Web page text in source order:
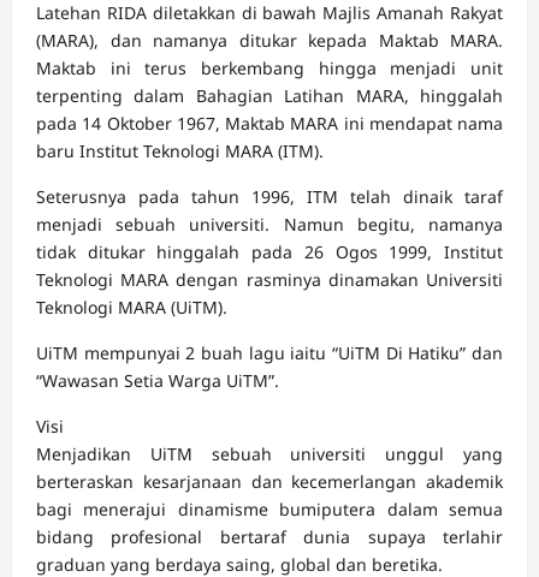
Latehan RIDA diletakkan di bawah Majlis Amanah Rakyat
(MARA), dan namanya ditukar kepada Maktab MARA.
Maktab ini terus berkembang hingga menjadi unit
terpenting dalam Bahagian Latihan MARA, hinggalah
pada 14 Oktober 1967, Maktab MARA ini mendapat nama
baru Institut Teknologi MARA (ITM).
Seterusnya pada tahun 1996, ITM telah dinaik taraf
menjadi sebuah universiti. Namun begitu, namanya
tidak ditukar hinggalah pada 26 Ogos 1999, Institut
Teknologi MARA dengan rasminya dinamakan Universiti
Teknologi MARA (UiTM).
UiTM mempunyai 2 buah lagu iaitu “UiTM Di Hatiku” dan
“Wawasan Setia Warga UiTM”.
Visi
Menjadikan UiTM sebuah universiti unggul yang
berteraskan kesarjanaan dan kecemerlangan akademik
bagi menerajui dinamisme bumiputera dalam semua
bidang profesional bertaraf dunia supaya terlahir
graduan yang berdaya saing, global dan beretika.